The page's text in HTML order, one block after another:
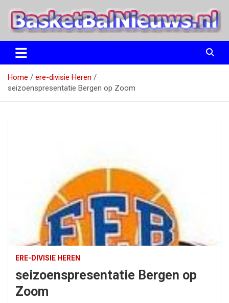
naar
BasketBalNieuws.nl
Etten
Home
ere-divisie Heren
seizoenspresentatie Bergen op Zoom
ERE-DIVISIE HEREN
seizoenspresentatie Bergen op
Zoom